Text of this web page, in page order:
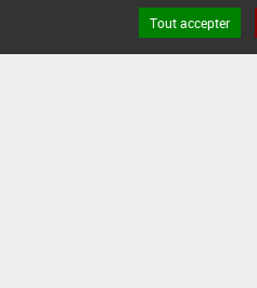
Tout accepter